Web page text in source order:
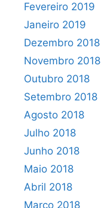
Fevereiro 2019
Janeiro 2019
Dezembro 2018
Novembro 2018
Outubro 2018
Setembro 2018
Agosto 2018
Julho 2018
Junho 2018
Maio 2018
Abril 2018
Março 2018